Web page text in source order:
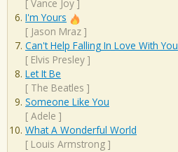
[ Vance Joy ]
I'm Yours
[ Jason Mraz ]
Can't Help Falling In Love With You
[ Elvis Presley ]
Let It Be
[ The Beatles ]
Someone Like You
[ Adele ]
What A Wonderful World
[ Louis Armstrong ]